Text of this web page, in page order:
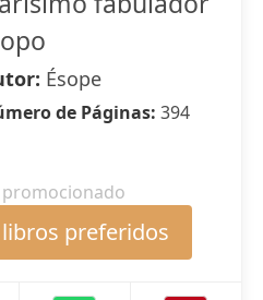
Ésope
de Páginas: 394
preferidos